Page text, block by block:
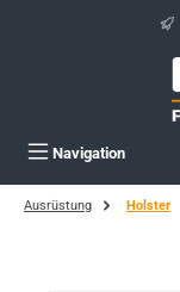
Zum Hauptinhalt springen
Navigation
Ausrüstung Holster